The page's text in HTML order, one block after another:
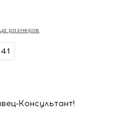
размеров
41
Консультант!